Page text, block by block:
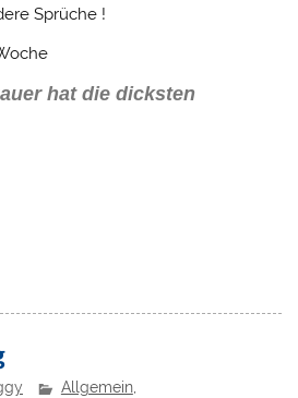
Sprüche !
hat die dicksten
Allgemein,